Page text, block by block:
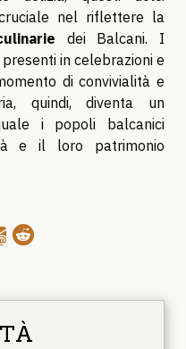
nel riflettere la
dei Balcani. I
in celebrazioni e
di convivialità e
quindi, diventa un
i popoli balcanici
e il loro patrimonio